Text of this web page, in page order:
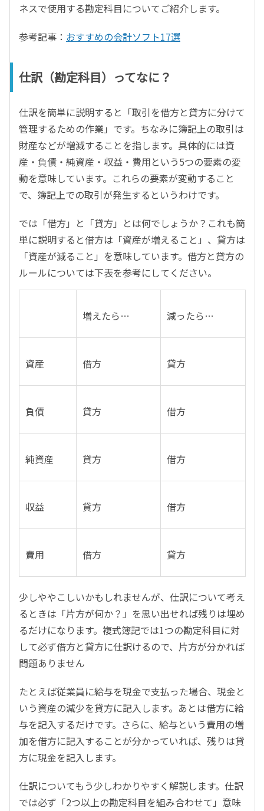
ネスで使用する勘定科目についてご紹介します。
参考記事： おすすめの会計ソフト17選
仕訳（勘定科目）ってなに？
仕訳を簡単に説明すると「取引を借方と貸方に分けて
管理するための作業」です。ちなみに簿記上の取引は
財産などが増減することを指します。具体的には資
産・負債・純資産・収益・費用という5つの要素の変
動を意味しています。これらの要素が変動すること
で、簿記上での取引が発生するというわけです。
では「借方」と「貸方」とは何でしょうか？これも簡
単に説明すると借方は「資産が増えること」、貸方は
「資産が減ること」を意味しています。借方と貸方の
ルールについては下表を参考にしてください。
増えたら… 減ったら…
資産 借方 貸方
負債 貸方 借方
純資産 貸方 借方
収益 貸方 借方
費用 借方 貸方
少しややこしいかもしれませんが、仕訳について考え
るときは「片方が何か？」を思い出せれば残りは埋め
るだけになります。複式簿記では1つの勘定科目に対
して必ず借方と貸方に仕訳けるので、片方が分かれば
問題ありません
たとえば従業員に給与を現金で支払った場合、現金と
いう資産の減少を貸方に記入します。あとは借方に給
与を記入するだけです。さらに、給与という費用の増
加を借方に記入することが分かっていれば、残りは貸
方に現金を記入します。
仕訳についてもう少しわかりやすく解説します。仕訳
では必ず「2つ以上の勘定科目を組み合わせて」意味